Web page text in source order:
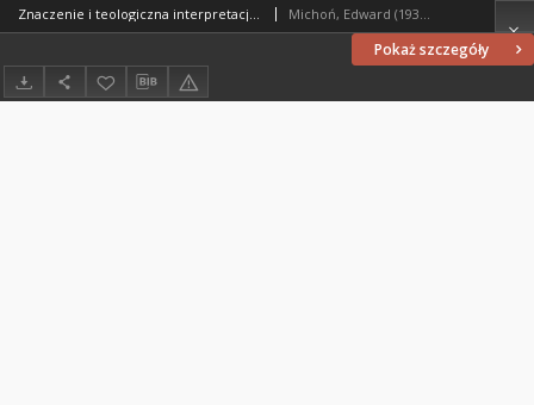
Pokaż szczegóły
Znaczenie i teologiczna interpretacja logionu J 1,51 Michoń, Edward (1939- )